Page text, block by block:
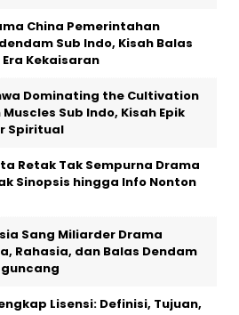
China Pemerintahan
Sub Indo, Kisah Balas
Kekaisaran
Dominating the Cultivation
Sub Indo, Kisah Epik
Spiritual
Retak Tak Sempurna Drama
Sinopsis hingga Info Nonton
Sang Miliarder Drama
Rahasia, dan Balas Dendam
Lisensi: Definisi, Tujuan,